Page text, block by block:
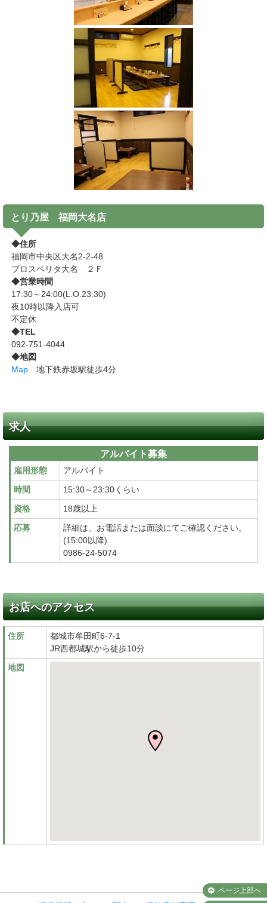
ページ上部へ
とり乃屋 福岡大名店
◆住所
福岡市中央区大名2-2-48
プロスペリタ大名 ２Ｆ
◆営業時間
17:30～24:00(L.O.23:30)
夜10時以降入店可
不定休
◆TEL
092-751-4044
◆地図
Map 地下鉄赤坂駅徒歩4分
求人
アルバイト募集
雇用形態
アルバイト
時間
15:30～23:30くらい
資格
18歳以上
応募
詳細は、お電話または面談にてご確認ください。
(15:00以降)
0986-24-5074
お店へのアクセス
住所
都城市牟田町6-7-1
JR西都城駅から徒歩10分
地図